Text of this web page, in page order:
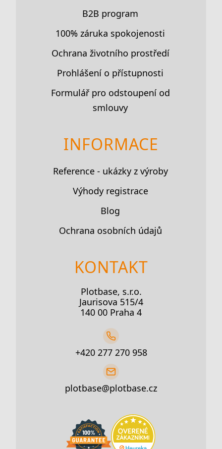
B2B program
100% záruka spokojenosti
Ochrana životního prostředí
Prohlášení o přístupnosti
Formulář pro odstoupení od
smlouvy
INFORMACE
Reference - ukázky z výroby
Výhody registrace
Blog
Ochrana osobních údajů
KONTAKT
Plotbase, s.r.o.
Jaurisova 515/4
140 00 Praha 4
+420 277 270 958
plotbase@plotbase.cz